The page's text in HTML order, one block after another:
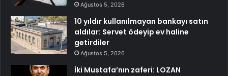
Ağustos 5, 2026
10 yıldır kullanılmayan bankayı satın
aldılar: Servet ödeyip ev haline
getirdiler
Ağustos 5, 2026
İki Mustafa’nın zaferi: LOZAN